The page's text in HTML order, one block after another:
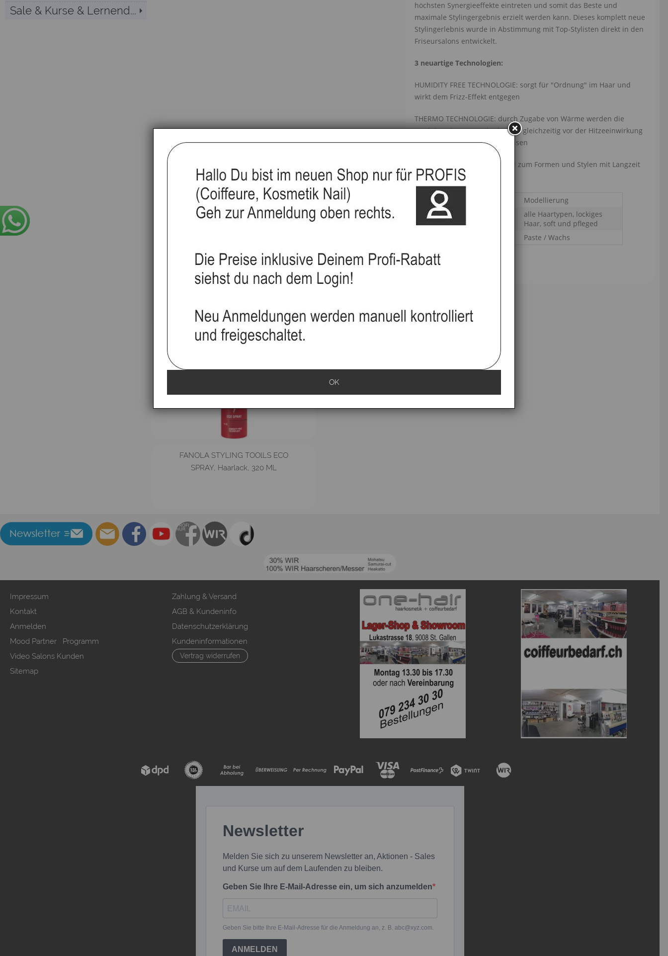
Sale & Kurse & Lernend...
höchsten Synergieeffekte eintreten und somit das Beste und
maximale Stylingergebnis erzielt werden kann. Dieses komplett neue
Stylingerlebnis wurde in Abstimmung mit Top-Stylisten direkt in den
Friseursalons entwickelt.
3 neuartige Technologien:
HUMIDITY FREE TECHNOLOGIE: sorgt für "Ordnung" im Haar und
wirkt dem Frizz-Effekt entgegen
THERMO TECHNOLOGIE: durch Zugabe von Wärme werden die
Produkte aktiviert und schützen gleichzeitig vor der Hitzeeinwirkung
von Haartrocknern und Glätteisen
MEMORY TECHNOLOGIE: ideal zum Formen und Stylen mit Langzeit
Effekt
Effekt:
Modellierung
Haartyp:
alle Haartypen, lockiges
Haar, soft und pfleged
Paste / Wachs
▸Widerrufsbelehrung
FANOLA STYLING TOOlLS ECO
SPRAY, Haarlack, 320 ML
Impressum
Kontakt
Anmelden
Mood Partner Programm
Video Salons Kunden
Sitemap
Zahlung & Versand
AGB & Kundeninfo
Datenschutzerklärung
Kundeninformationen
Vertrag widerrufen
OK